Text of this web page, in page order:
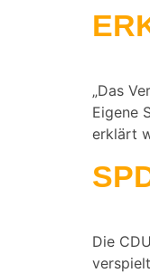
„Das
Eigene
erklärt
Die